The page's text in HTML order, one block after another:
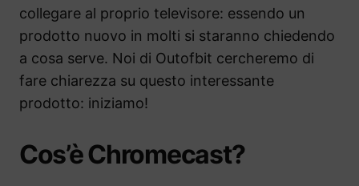
collegare al proprio televisore: essendo un
prodotto nuovo in molti si staranno chiedendo
a cosa serve. Noi di Outofbit cercheremo di
fare chiarezza su questo interessante
prodotto: iniziamo!
Cos’è Chromecast?